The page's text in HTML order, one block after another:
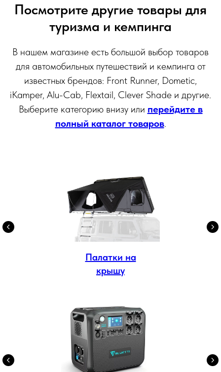
Посмотрите другие товары для
туризма и кемпинга
В нашем магазине есть большой выбор товаров
для автомобильных путешествий и кемпинга от
известных брендов: Front Runner, Dometic,
iKamper, Alu-Cab, Flextail, Clever Shade и другие.
Выберите категорию внизу или перейдите в
полный каталог товаров.
Палатки на
крышу